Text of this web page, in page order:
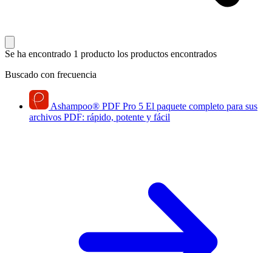
Se ha encontrado 1 producto los productos encontrados
Buscado con frecuencia
Ashampoo® PDF Pro 5 El paquete completo para sus
archivos PDF: rápido, potente y fácil